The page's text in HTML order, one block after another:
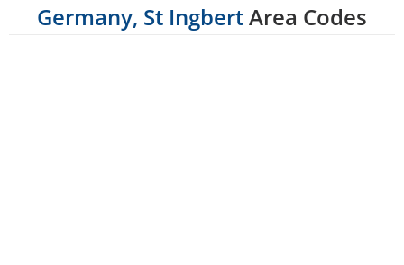
Germany, St IngbertArea Codes